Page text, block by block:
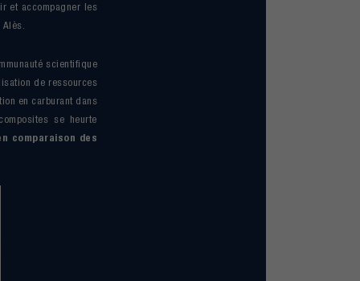
et accompagner les
Alès.
scientifique
de ressources
en carburant dans
se heurte
comparaison des